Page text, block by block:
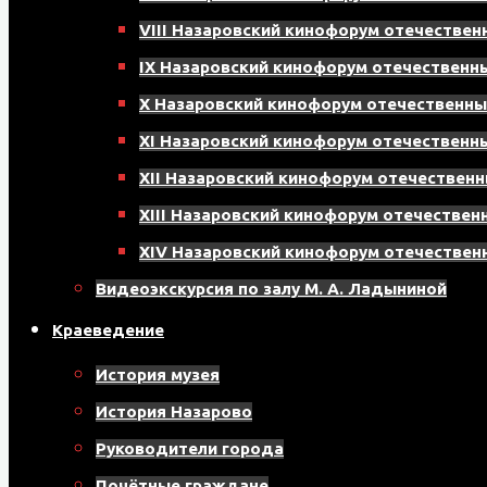
VIII Назаровский кинофорум
IX Назаровский кинофорум
X Назаровский кинофорум
XI Назаровский кинофорум
XII Назаровский кинофорум
XIII Назаровский кинофорум
XIV Назаровский кинофорум
Видеоэкскурсия по залу М. А. Ладыниной
Краеведение
История музея
История Назарово
Руководители города